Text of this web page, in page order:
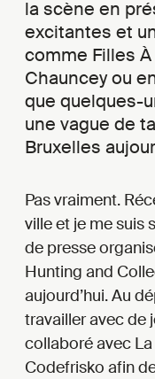
la scène en
excitantes et
comme Filles À
Chauncey ou
que quelques-
une vague de
Bruxelles
Pas vraiment.
ville et je me suis
de presse
Hunting and
aujourd’hui. Au
travailler avec de
collaboré avec
Codefrisko afin